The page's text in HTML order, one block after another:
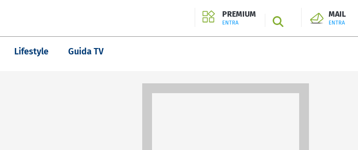
PREMIUM
ENTRA SEARCH
MAIL
ENTRA
Lifestyle Guida TV